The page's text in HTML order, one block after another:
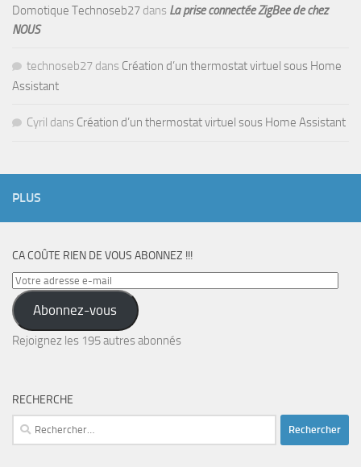
Domotique Technoseb27 dans La prise connectée ZigBee de chez
NOUS
technoseb27 dans Création d’un thermostat virtuel sous Home
Assistant
Cyril dans Création d’un thermostat virtuel sous Home Assistant
PLUS
CA COÛTE RIEN DE VOUS ABONNEZ !!!
Votre
adresse
e-
mail
Abonnez-vous
Rejoignez les 195 autres abonnés
RECHERCHE
Rechercher :